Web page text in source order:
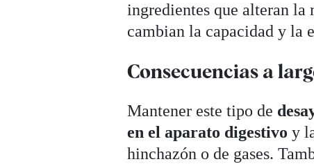
ingredientes que alteran
cambian la capacidad y la
Consecuencias a
Mantener este tipo de
en el aparato digestivo y
hinchazón o de gases.